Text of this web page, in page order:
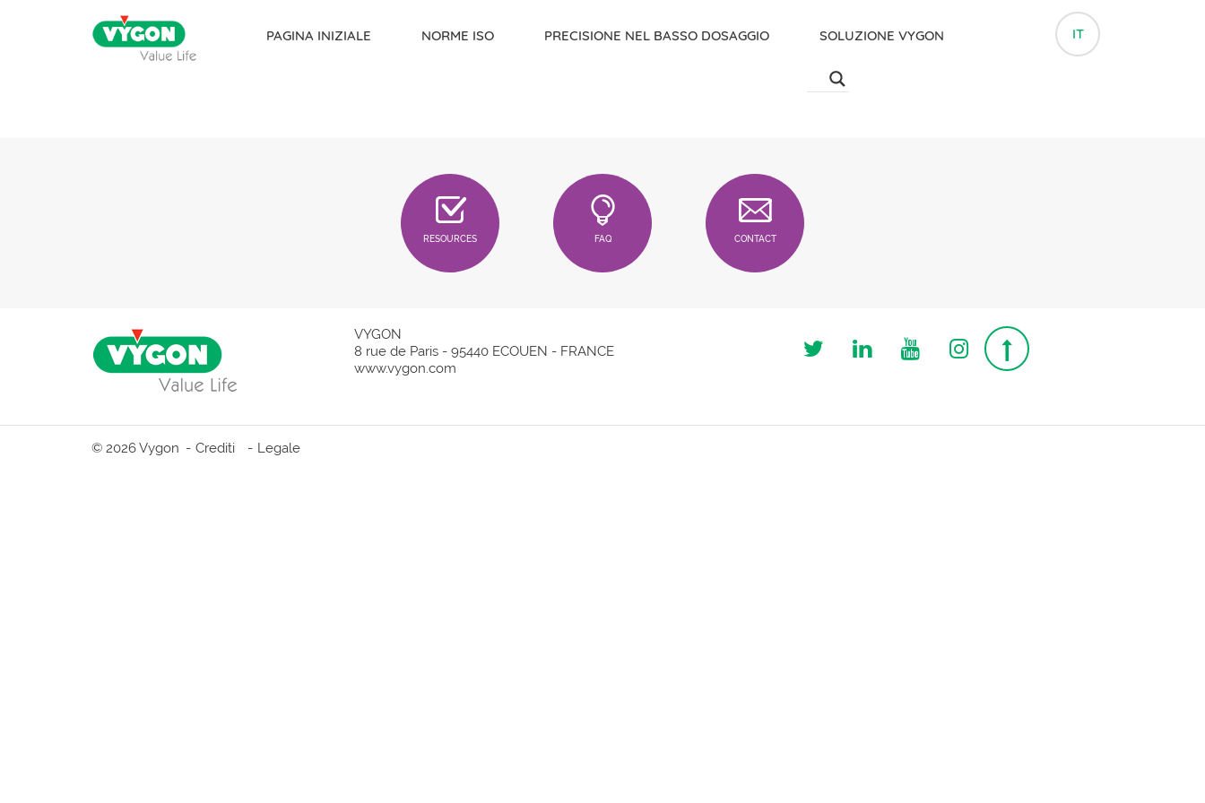
PAGINA INIZIALE NORME ISO PRECISIONE NEL BASSO DOSAGGIO SOLUZIONE VYGON IT
RESOURCES FAQ CONTACT
VYGON
8 rue de Paris - 95440 ECOUEN - FRANCE
www.vygon.com
Follow us on Twitter
Follow us on Linkedin
Follow us on Youtube
Follow us on
Top page
© 2026 Vygon Crediti Legale